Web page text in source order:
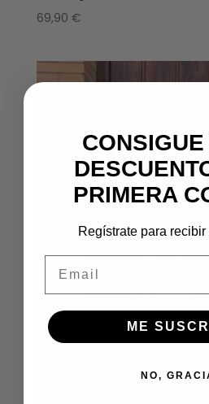
69,90 €
PRIMERA
Regístrate para
ME
NO,